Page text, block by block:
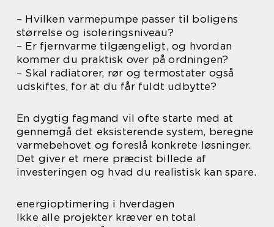
– Hvilken varmepumpe passer til boligens
størrelse og isoleringsniveau?
– Er fjernvarme tilgængeligt, og hvordan
kommer du praktisk over på ordningen?
– Skal radiatorer, rør og termostater også
udskiftes, for at du får fuldt udbytte?
En dygtig fagmand vil ofte starte med at
gennemgå det eksisterende system, beregne
varmebehovet og foreslå konkrete løsninger.
Det giver et mere præcist billede af
investeringen og hvad du realistisk kan spare.
energioptimering i hverdagen
Ikke alle projekter kræver en total